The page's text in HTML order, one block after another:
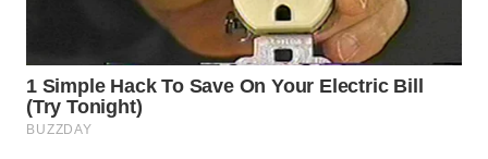
WN
SUBANG